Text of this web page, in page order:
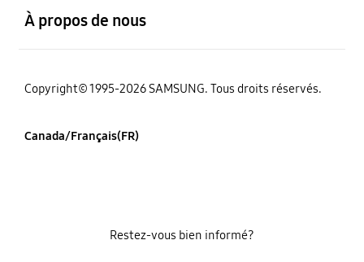
À propos de nous
Copyright© 1995-2026 SAMSUNG. Tous droits réservés.
Canada/Français(FR)
Restez-vous bien informé?